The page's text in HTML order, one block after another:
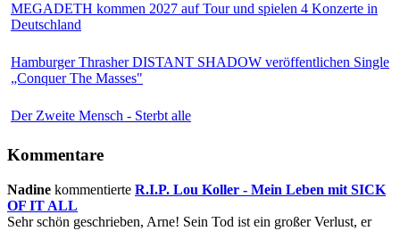
MEGADETH kommen 2027 auf Tour und spielen 4 Konzerte in
Deutschland
Hamburger Thrasher DISTANT SHADOW veröffentlichen Single
„Conquer The Masses"
Der Zweite Mensch - Sterbt alle
Kommentare
Nadine kommentierte R.I.P. Lou Koller - Mein Leben mit SICK
OF IT ALL
Sehr schön geschrieben, Arne! Sein Tod ist ein großer Verlust, er